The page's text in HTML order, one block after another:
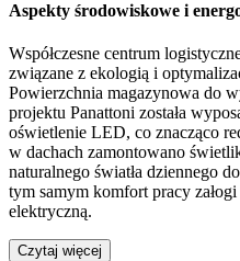
Aspekty środowiskowe i
Współczesne centrum
związane z ekologią i
Powierzchnia magazynowa do
projektu Panattoni została
oświetlenie LED, co znacząco
w dachach zamontowano
naturalnego światła dziennego
tym samym komfort pracy
elektryczną.
Czytaj więcej